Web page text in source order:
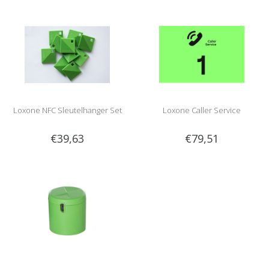
Loxone NFC Sleutelhanger Set
€39,63
Loxone Caller Service
€79,51